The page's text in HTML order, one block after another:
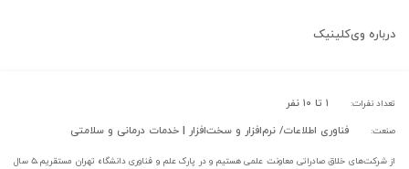
درباره وی‌کلینیک
تعداد نفرات: ۱ تا ۱۰ نفر
صنعت: فناوری اطلاعات/ نرم‌افزار و سخت‌افزار | خدمات درمانی و سلامتی
از شرکت‌های خلاق صادراتی معاونت علمی هستیم و در پارک علم و فناوری دانشگاه تهران مستقریم،۵ سال